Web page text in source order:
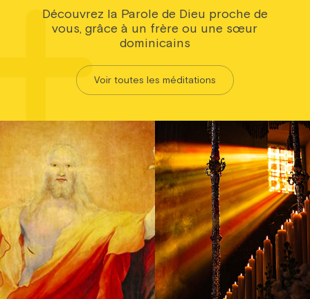
Découvrez la Parole de Dieu proche de
vous, grâce à un frère ou une sœur
dominicains
Voir toutes les méditations